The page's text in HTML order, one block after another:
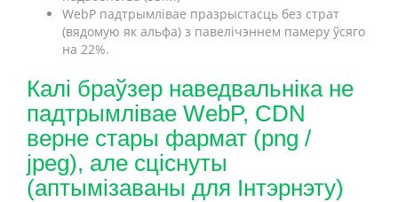
WebP падтрымлівае празрыстасць без страт
(вядомую як альфа) з павелічэннем памеру ўсяго
на 22%.
Калі браўзер наведвальніка не
падтрымлівае WebP, CDN
верне стары фармат (png /
jpeg), але сціснуты
(аптымізаваны для Інтэрнэту)